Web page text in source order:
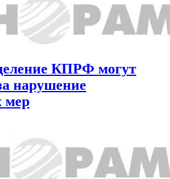
КПРФ могут
нарушение
мер